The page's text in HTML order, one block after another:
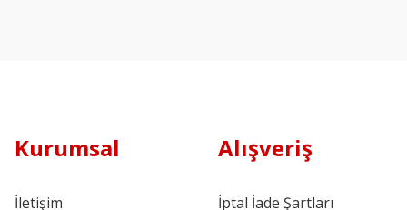
Kurumsal
İletişim
Alışveriş
İptal İade Şartları